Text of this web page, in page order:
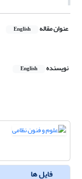
عنوان مقاله English
نویسنده English
فایل ها